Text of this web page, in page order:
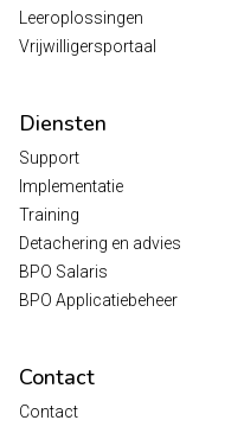
Leeroplossingen
Vrijwilligersportaal
Diensten
Support
Implementatie
Training
Detachering en advies
BPO Salaris
BPO Applicatiebeheer
Contact
Contact